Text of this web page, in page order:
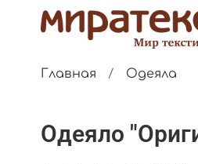
Главная Одеяла
Одеяло